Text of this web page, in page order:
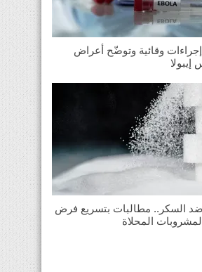
إجراءات وقائية وتوضّح أعراض
إيبولا
ضد السكر.. مطالبات بتسريع فرض
المحلاة